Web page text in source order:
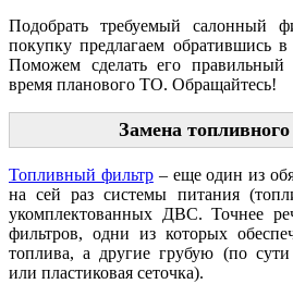
Подобрать требуемый салонный
покупку предлагаем обратившись
Поможем сделать его
время планового ТО. Обращайтесь!
Замена
Топливный фильтр– еще один из
на сей раз системы питания
укомплектованных ДВС. Точнее
фильтров, одни из которых
топлива, а другие грубую (по сути
или пластиковая сеточка).